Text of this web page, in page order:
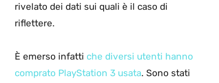
rivelato dei dati sui quali è il caso di
riflettere.
È emerso infatti che diversi utenti hanno
comprato PlayStation 3 usata. Sono stati